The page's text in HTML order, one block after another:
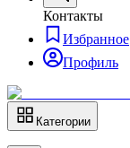
Контакты
Избранное
Профиль
Категории